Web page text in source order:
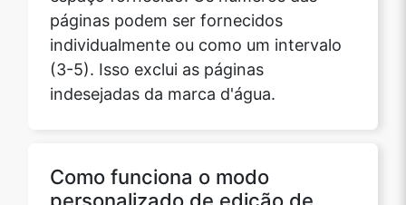
páginas podem ser fornecidos
individualmente ou como um intervalo
(3-5). Isso exclui as páginas
indesejadas da marca d'água.
Como funciona o modo
personalizado de edição de